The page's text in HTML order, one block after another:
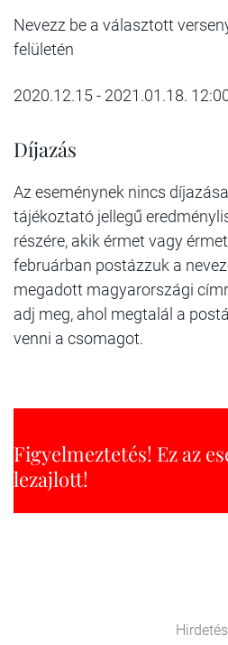
Nevezz be a választott
felületén
2020.12.15 - 2021.01.18.
Díjazás
Az eseménynek nincs
tájékoztató jellegű
részére, akik érmet vagy
februárban postázzuk a
megadott magyarországi
adj meg, ahol megtalál a
venni a csomagot.
Figyelmeztetés! Ez az
lezajlott!
Hirdetés